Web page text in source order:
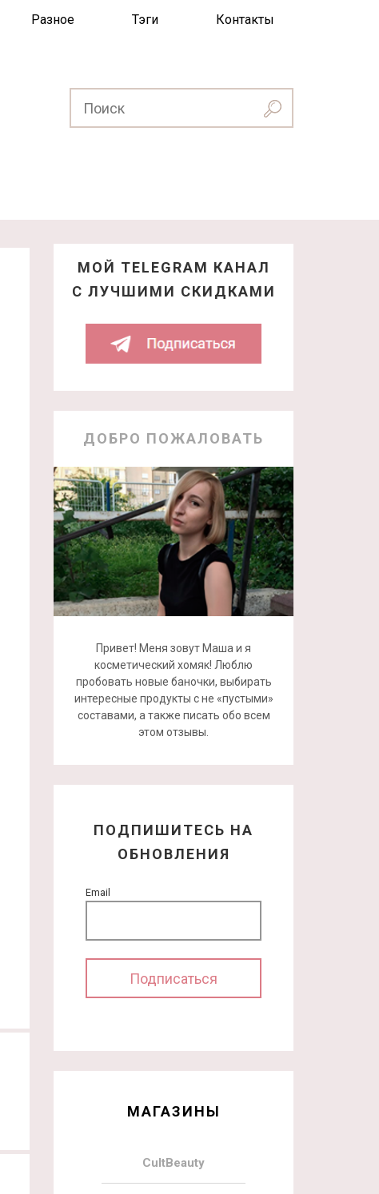
Разное Тэги Контакты
МОЙ TELEGRAM КАНАЛ
С ЛУЧШИМИ СКИДКАМИ
ДОБРО ПОЖАЛОВАТЬ
Привет! Меня зовут Маша и я
косметический хомяк! Люблю
пробовать новые баночки, выбирать
интересные продукты с не «пустыми»
составами, а также писать обо всем
этом отзывы.
ПОДПИШИТЕСЬ НА
ОБНОВЛЕНИЯ
Email
МАГАЗИНЫ
CultBeauty